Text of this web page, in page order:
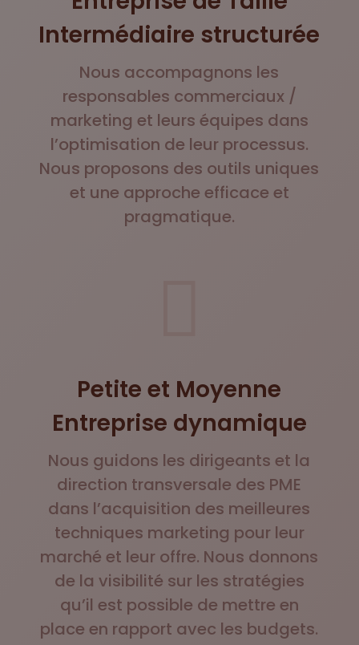
Intermédiaire structurée
Nous accompagnons les
responsables commerciaux /
marketing et leurs équipes dans
l’optimisation de leur processus.
Nous proposons des outils uniques
et une approche efficace et
pragmatique.
Petite et Moyenne
Entreprise dynamique
Nous guidons les dirigeants et la
direction transversale des PME
dans l’acquisition des meilleures
techniques marketing pour leur
marché et leur offre. Nous donnons
de la visibilité sur les stratégies
qu’il est possible de mettre en
place en rapport avec les budgets.